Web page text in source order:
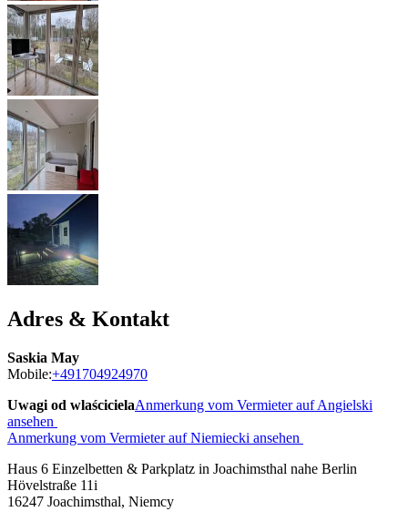
Adres & Kontakt
Saskia May
Mobile:+491704924970
Uwagi od wlaścicielaAnmerkung vom Vermieter auf Angielski
ansehen
Anmerkung vom Vermieter auf Niemiecki ansehen
Haus 6 Einzelbetten & Parkplatz in Joachimsthal nahe Berlin
Hövelstraße 11i
16247 Joachimsthal, Niemcy